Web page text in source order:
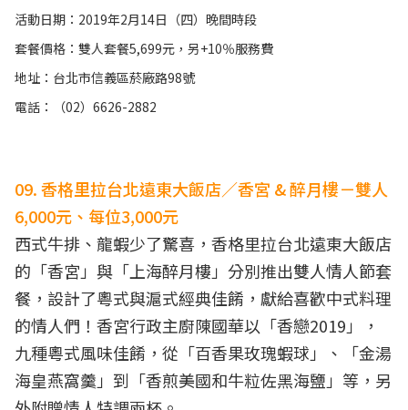
活動日期：2019年2月14日（四）晚間時段
套餐價格：雙人套餐5,699元，另+10％服務費
地址：台北市信義區菸廠路98號
電話：（02）6626-2882
09. 香格里拉台北遠東大飯店／香宮 & 醉月樓－雙人
6,000元、每位3,000元
西式牛排、龍蝦少了驚喜，香格里拉台北遠東大飯店
的「香宮」與「上海醉月樓」分別推出雙人情人節套
餐，設計了粵式與滬式經典佳餚，獻給喜歡中式料理
的情人們！香宮行政主廚陳國華以「香戀2019」，
九種粵式風味佳餚，從「百香果玫瑰蝦球」、「金湯
海皇燕窩羹」到「香煎美國和牛粒佐黑海鹽」等，另